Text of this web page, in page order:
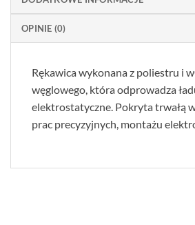
OPINIE (0)
Rękawica wykonana z poliestru i
węglowego, która odprowadza
elektrostatyczne. Pokryta trwałą
prac precyzyjnych, montażu